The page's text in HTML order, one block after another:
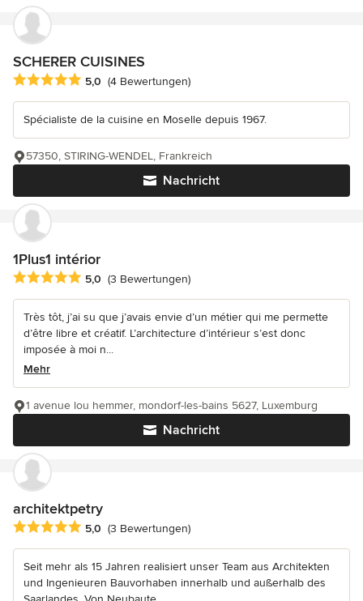
SCHERER CUISINES
Durchschnittliche Bewertung: 5 von 5 Sternen
5,0 (4 Bewertungen)
Spécialiste de la cuisine en Moselle depuis 1967.
Nachricht
57350, STIRING-WENDEL, Frankreich
1Plus1 intérior
Durchschnittliche Bewertung: 5 von 5 Sternen
5,0 (3 Bewertungen)
Très tôt, j’ai su que j’avais envie d’un métier qui me permette
d’être libre et créatif. L’architecture d’intérieur s’est donc
imposée à moi n...
Mehr
Nachricht
1 avenue lou hemmer, mondorf-les-bains 5627, Luxemburg
architektpetry
Durchschnittliche Bewertung: 5 von 5 Sternen
5,0 (3 Bewertungen)
Seit mehr als 15 Jahren realisiert unser Team aus Architekten
und Ingenieuren Bauvorhaben innerhalb und außerhalb des